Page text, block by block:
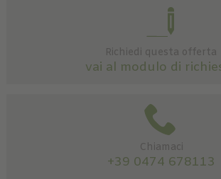
Richiedi questa offerta
vai al modulo di
Chiamaci
+39 0474 678113